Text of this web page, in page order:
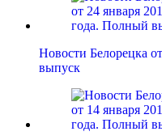
Новости Белорецка
выпуск